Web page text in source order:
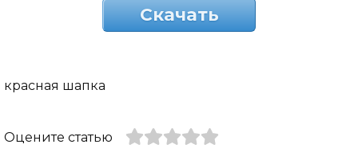
Скачать
красная шапка
Оцените статью